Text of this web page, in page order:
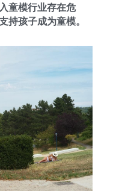
童模行业存在危
持孩子成为童模。